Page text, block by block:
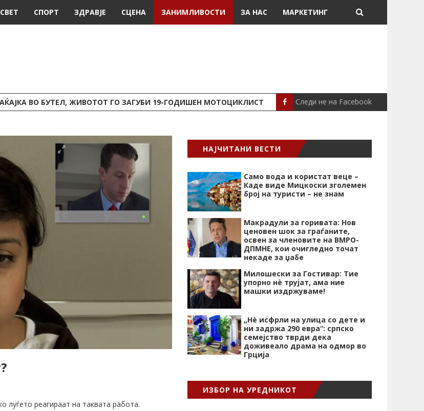
СВЕТ СПОРТ ЗДРАВЈЕ СЦЕНА ЗАНИМЛИВОСТИ ЗА НАС МАРКЕТИНГ
ВО БУТЕЛ, ЖИВОТОТ ГО ЗАГУБИ 19-ГОДИШЕН МОТОЦИКЛИСТ СЦЕНА СЕВЕРИНА ВО
Следи не на Facebook
луѓето реагираат на таквата работа.
НАЈЧИТАНИ ВЕСТИ
Само вода и користат веце –
Каде виде Мицкоски зголемен
број на туристи – не знам
Макрадули за горивата: Нов
ценовен шок за граѓаните,
освен за членовите на ВМРО-
ДПМНЕ, кои очигледно точат
некаде за џабе
Милошески за Гостивар: Тие
упорно нѐ трујат, ама ние
машки издржуваме!
„Нѐ исфрли на улица со дете и
ни задржа 290 евра“: српско
семејство тврди дека
доживеало драма на одмор во
Грција
ИЗБОР НА УРЕДНИКОТ